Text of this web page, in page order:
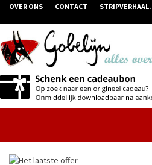
OVER ONS CONTACT